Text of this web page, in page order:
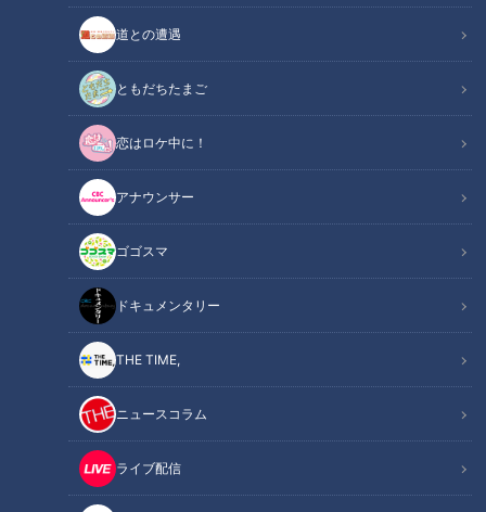
道との遭遇
ともだちたまご
恋はロケ中に！
アナウンサー
ゴゴスマ
ドキュメンタリー
THE TIME,
ニュースコラム
ライブ配信
ほぼ三重・大紀町だけ愛されフード『ウニパスタ』をいただきます！
【愛されフード】
この記事の画像
記事に戻る
この記事を見たあなたへのおすすめ